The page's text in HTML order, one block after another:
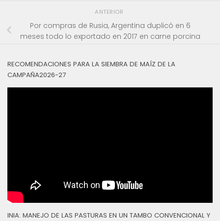
ANTERIOR
Por compras de Rusia, Argentina duplicó en 6
meses todo lo exportado en 2017 en carne porcina
RECOMENDACIONES PARA LA SIEMBRA DE MAÍZ DE LA
CAMPAÑA2026-27
INIA: MANEJO DE LAS PASTURAS EN UN TAMBO CONVENCIONAL Y